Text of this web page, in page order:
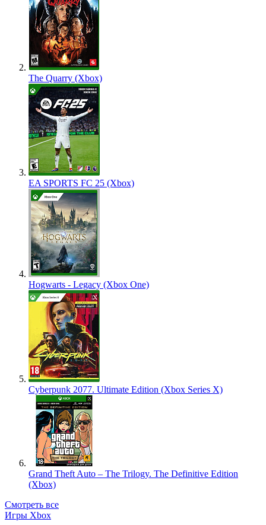
The Quarry (Xbox)
EA SPORTS FC 25 (Xbox)
Hogwarts - Legacy (Xbox One)
Cyberpunk 2077. Ultimate Edition (Xbox Series X)
Grand Theft Auto – The Trilogy. The Definitive Edition
(Xbox)
Смотреть все
Игры Xbox